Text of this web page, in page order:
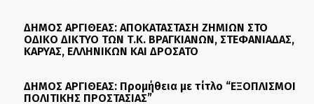
ΔΗΜΟΣ ΑΡΓΙΘΕΑΣ: ΑΠΟΚΑΤΑΣΤΑΣΗ ΖΗΜΙΩΝ ΣΤΟ
ΟΔΙΚΟ ΔΙΚΤΥΟ ΤΩΝ Τ.Κ. ΒΡΑΓΚΙΑΝΩΝ, ΣΤΕΦΑΝΙΑΔΑΣ,
ΚΑΡΥΑΣ, ΕΛΛΗΝΙΚΩΝ ΚΑΙ ΔΡΟΣΑΤΟ
ΔΗΜΟΣ ΑΡΓΙΘΕΑΣ: Προμήθεια με τίτλο “ΕΞΟΠΛΙΣΜΟΙ
ΠΟΛΙΤΙΚΗΣ ΠΡΟΣΤΑΣΙΑΣ”